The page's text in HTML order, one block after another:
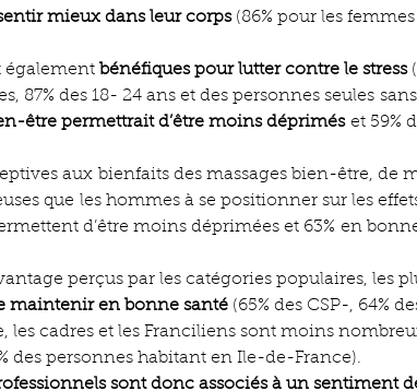
mieux dans leur corps (86% pour les femmes
également bénéfiques pour lutter contre le stress
87% des 18- 24 ans et des personnes seules
être permettrait d’être moins déprimés et 59%
aux bienfaits des massages bien-être, de
que les hommes à se positionner sur les
d’être moins déprimées et 63% en
perçus par les catégories populaires, les
maintenir en bonne santé (65% des CSP-, 64%
les cadres et les Franciliens sont moins
des personnes habitant en Ile-de-France).
sont donc associés à un sentiment